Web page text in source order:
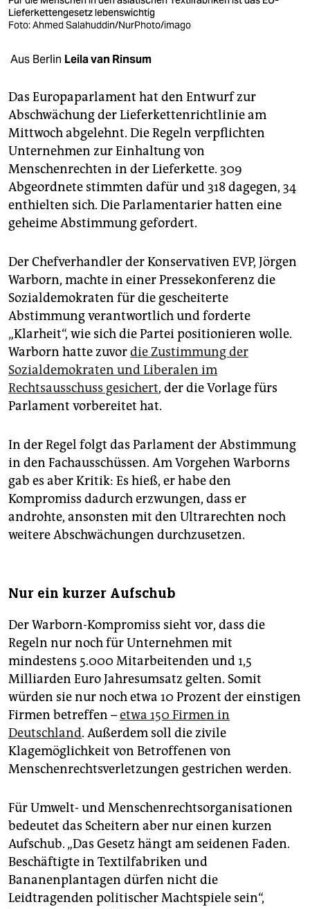
fragen & hilfe
unterstützen
genossenschaft
epaper login
Lieferkettengesetz lebenswichtig
Foto: Ahmed Salahuddin/NurPhoto/imago
Aus Berlin Leila van Rinsum
Das Europaparlament hat den Entwurf zur
Abschwächung der Lieferkettenrichtlinie am
Mittwoch abgelehnt. Die Regeln verpflichten
Unternehmen zur Einhaltung von
Menschenrechten in der Lieferkette. 309
Abgeordnete stimmten dafür und 318 dagegen, 34
enthielten sich. Die Parlamentarier hatten eine
geheime Abstimmung gefordert.
Der Chefverhandler der Konservativen EVP, Jörgen
Warborn, machte in einer Pressekonferenz die
Sozialdemokraten für die gescheiterte
Abstimmung verantwortlich und forderte
„Klarheit“, wie sich die Partei positionieren wolle.
Warborn hatte zuvordie Zustimmung der
Sozialdemokraten und Liberalen im
Rechtsausschuss gesichert, der die Vorlage fürs
Parlament vorbereitet hat.
In der Regel folgt das Parlament der Abstimmung
in den Fachausschüssen. Am Vorgehen Warborns
gab es aber Kritik: Es hieß, er habe den
Kompromiss dadurch erzwungen, dass er
androhte, ansonsten mit den Ultrarechten noch
weitere Abschwächungen durchzusetzen.
Nur ein kurzer Aufschub
Der Warborn-Kompromiss sieht vor, dass die
Regeln nur noch für Unternehmen mit
mindestens 5.000 Mitarbeitenden und 1,5
Milliarden Euro Jahresumsatz gelten. Somit
würden sie nur noch etwa 10 Prozent der einstigen
Firmen betreffen –etwa 150 Firmen in
Deutschland. Außerdem soll die zivile
Klagemöglichkeit von Betroffenen von
Menschenrechtsverletzungen gestrichen werden.
Für Umwelt- und Menschenrechtsorganisationen
bedeutet das Scheitern aber nur einen kurzen
Aufschub. „Das Gesetz hängt am seidenen Faden.
Beschäftigte in Textilfabriken und
Bananenplantagen dürfen nicht die
Leidtragenden politischer Machtspiele sein“,